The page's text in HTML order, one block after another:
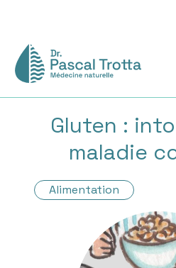
Gluten :
maladie
Alimentation